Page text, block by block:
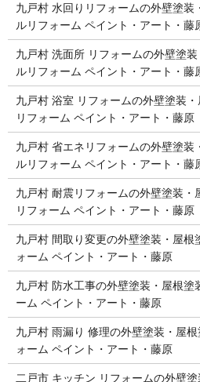
九戸村 水回りリフォームの外壁塗装
ルリフォーム ペイント・アート・藤
九戸村 洗面所 リフォームの外壁塗
ルリフォーム ペイント・アート・藤
九戸村 浴室 リフォームの外壁塗装
リフォーム ペイント・アート・藤原
九戸村 省エネリフォームの外壁塗装
ルリフォーム ペイント・アート・藤
九戸村 耐震リフォームの外壁塗装・
リフォーム ペイント・アート・藤原
九戸村 間取り変更の外壁塗装・屋根
ォーム ペイント・アート・藤原
九戸村 防水工事の外壁塗装・屋根塗
ーム ペイント・アート・藤原
九戸村 雨漏り 修理の外壁塗装・屋
ォーム ペイント・アート・藤原
二戸市 キッチン リフォームの外壁